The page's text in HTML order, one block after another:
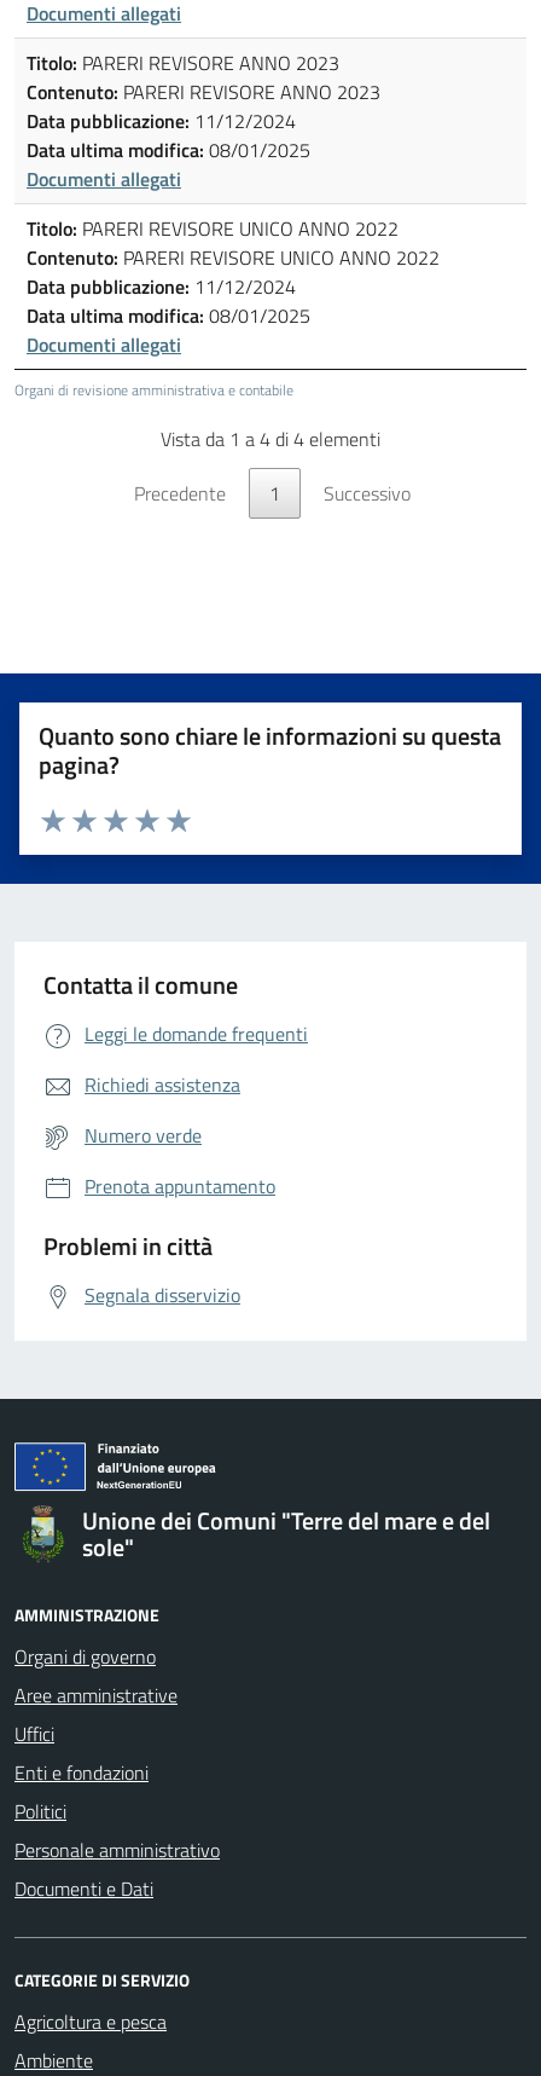
Organi di revisione amministrativa e contabile
Documenti allegati
Titolo: PARERI REVISORE ANNO 2023
Contenuto: PARERI REVISORE ANNO 2023
Data pubblicazione: 11/12/2024
Data ultima modifica: 08/01/2025
Documenti allegati
Titolo: PARERI REVISORE UNICO ANNO 2022
Contenuto: PARERI REVISORE UNICO ANNO 2022
Data pubblicazione: 11/12/2024
Data ultima modifica: 08/01/2025
Documenti allegati
Vista da 1 a 4 di 4 elementi
Precedente
1 Successivo
Quanto sono chiare le informazioni su questa
pagina?
Valuta da 1 a 5 stelle la pagina
Valuta 5 stelle su 5
Valuta 4 stelle su 5
Valuta 3 stelle su 5
Valuta 2 stelle su 5
Valuta 1 stelle su 5
Contatta il comune
Leggi le domande frequenti
Richiedi assistenza
Numero verde
Prenota appuntamento
Problemi in città
Segnala disservizio
Unione dei Comuni "Terre del mare e del
sole"
AMMINISTRAZIONE
Organi di governo
Aree amministrative
Uffici
Enti e fondazioni
Politici
Personale amministrativo
Documenti e Dati
CATEGORIE DI SERVIZIO
Agricoltura e pesca
Ambiente